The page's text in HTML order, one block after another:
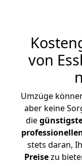
von
Umzüge
aber keine
die
stets daran,
Preisezu